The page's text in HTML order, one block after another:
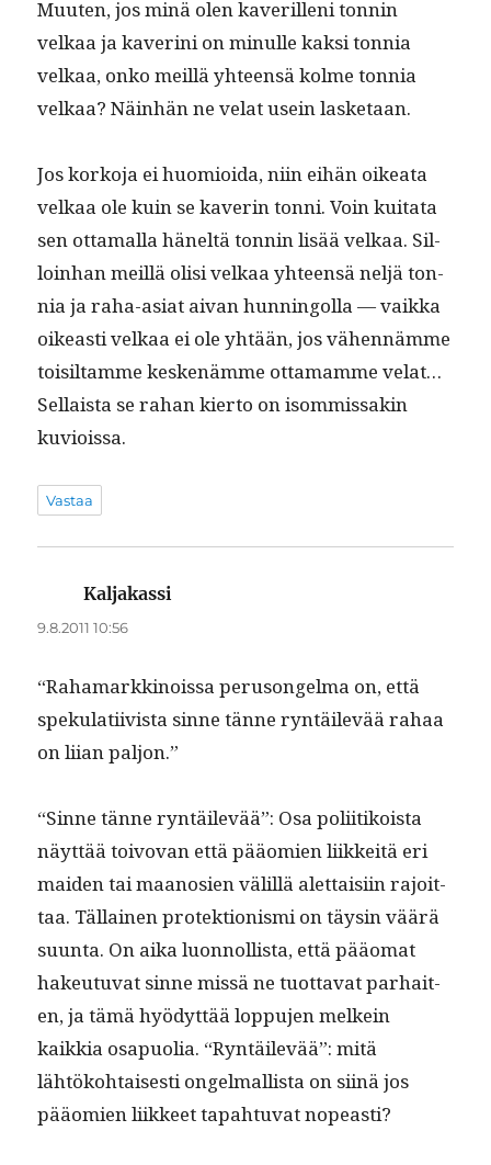
Muuten, jos minä olen kaver­il­leni ton­nin
velkaa ja kaveri­ni on min­ulle kak­si ton­nia
velkaa, onko meil­lä yhteen­sä kolme ton­nia
velkaa? Näin­hän ne velat usein lasketaan.
Jos korko­ja ei huomioi­da, niin eihän oikea­ta
velkaa ole kuin se kaverin ton­ni. Voin kui­tata
sen otta­mal­la häneltä ton­nin lisää velkaa. Sil­
loin­han meil­lä olisi velkaa yhteen­sä neljä ton­
nia ja raha-asi­at aivan hun­ningol­la — vaik­ka
oikeasti velkaa ei ole yhtään, jos vähen­nämme
toisil­tamme keskenämme otta­mamme velat…
Sel­l­aista se rahan kier­to on isom­mis­sakin
kuvioissa.
Vastaa
Kaljakassi
9.8.2011 10:56
“Rahamarkki­nois­sa peru­songel­ma on, että
speku­lati­ivista sinne tänne ryn­täilevää rahaa
on liian paljon.”
“Sinne tänne ryn­täilevää”: Osa poli­itikoista
näyt­tää toivo­van että pääomien liikkeitä eri
maid­en tai maanosien välil­lä alet­taisi­in rajoit­
taa. Täl­lainen pro­tek­tion­is­mi on täysin väärä
suun­ta. On aika luon­nol­lista, että pääo­mat
hakeu­tu­vat sinne mis­sä ne tuot­ta­vat parhait­
en, ja tämä hyödyt­tää lop­pu­jen melkein
kaikkia osa­puo­lia. “Ryn­täilevää”: mitä
lähtöko­htais­es­ti ongel­mallista on siinä jos
pääomien liik­keet tapah­tu­vat nopeasti?